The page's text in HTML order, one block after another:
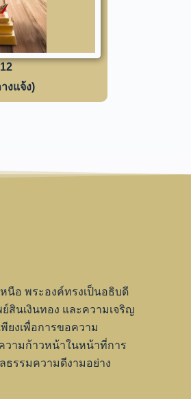
งแจ้ง)
นือ พระองค์ทรงเป็นอธิบดี
สินเงินทอง และความเจริญ
ยงเพื่อการขอความ
วามก้าวหน้าในหน้าที่การ
ธรรมความดีงามอย่าง